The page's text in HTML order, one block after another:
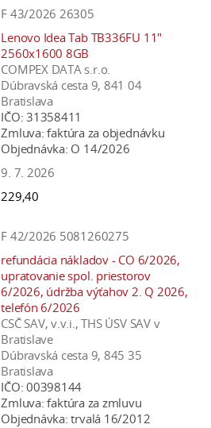
c
r
k
h
F 43/2026 26305
Lenovo Idea Tab TB336FU 11"
2560x1600 8GB
COMPEX DATA s.r.o.
Dúbravská cesta 9, 841 04
Bratislava
IČO: 31358411
Zmluva: faktúra za objednávku
Objednávka: O 14/2026
9. 7. 2026
229,40
F 42/2026 5081260275
refundácia nákladov - CO 6/2026,
upratovanie spol. priestorov
6/2026, údržba výťahov 2. Q 2026,
telefón 6/2026
CSČ SAV, v.v.i., THS ÚSV SAV v
Bratislave
Dúbravská cesta 9, 845 35
Bratislava
IČO: 00398144
Zmluva: faktúra za zmluvu
Objednávka: trvalá 16/2012